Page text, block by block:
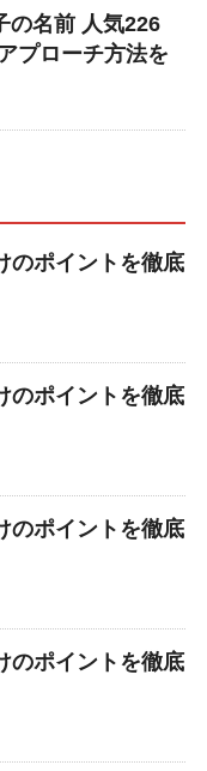
の名前 人気226
プローチ方法を
のポイントを徹底
のポイントを徹底
のポイントを徹底
のポイントを徹底